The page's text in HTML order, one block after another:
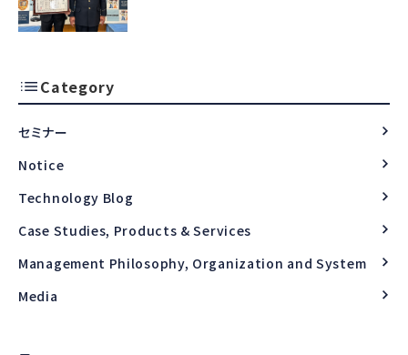
Category
セミナー
Notice
Technology Blog
Case Studies, Products & Services
Management Philosophy, Organization and System
Media